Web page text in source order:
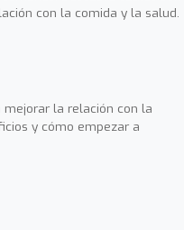
con la comida y la salud.
la relación con la
y cómo empezar a